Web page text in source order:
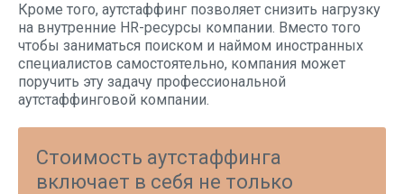
Кроме того, аутстаффинг позволяет снизить нагрузку
на внутренние HR-ресурсы компании. Вместо того
чтобы заниматься поиском и наймом иностранных
специалистов самостоятельно, компания может
поручить эту задачу профессиональной
аутстаффинговой компании.
Стоимость аутстаффинга
включает в себя не только